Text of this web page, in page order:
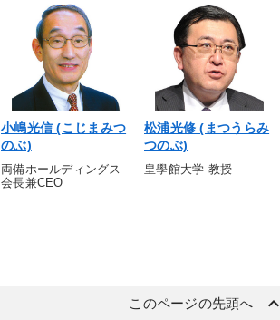
小嶋光信 (こじまみつ
のぶ)
両備ホールディングス
会長兼CEO
松浦光修 (まつうらみ
つのぶ)
皇學館大学 教授
このページの先頭へ keyboard_arrow_up